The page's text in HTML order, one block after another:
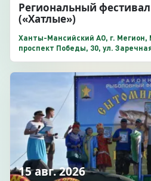
Региональный
(«Хатлые»)
Ханты-Мансийский АО, г. Мегион,
проспект Победы, 30, ул.
15 авг. 2026